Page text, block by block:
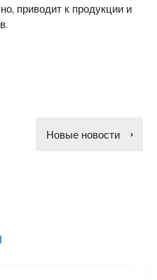
приводит к продукции и
Новые новости